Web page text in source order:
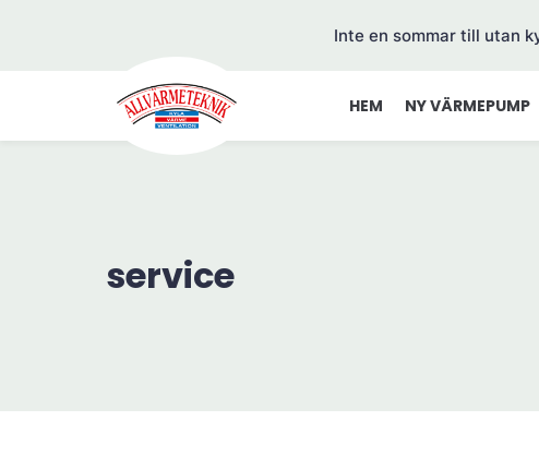
Inte en sommar till utan
HEM NY VÄRMEPUMP
service